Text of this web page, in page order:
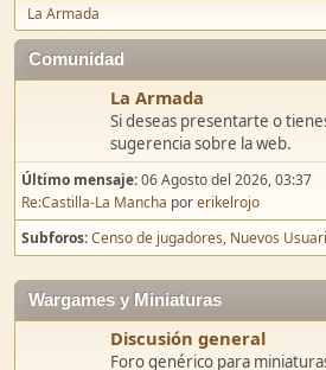
La Armada
Comunidad
La Armada
Si deseas presentarte o
sugerencia sobre la web.
Último mensaje:06 Agosto del 2026, 03:37
Re:Castilla-La Mancha porerikelrojo
Subforos Censo de jugadores Nuevos
Wargames y Miniaturas
Discusión general
Foro genérico para